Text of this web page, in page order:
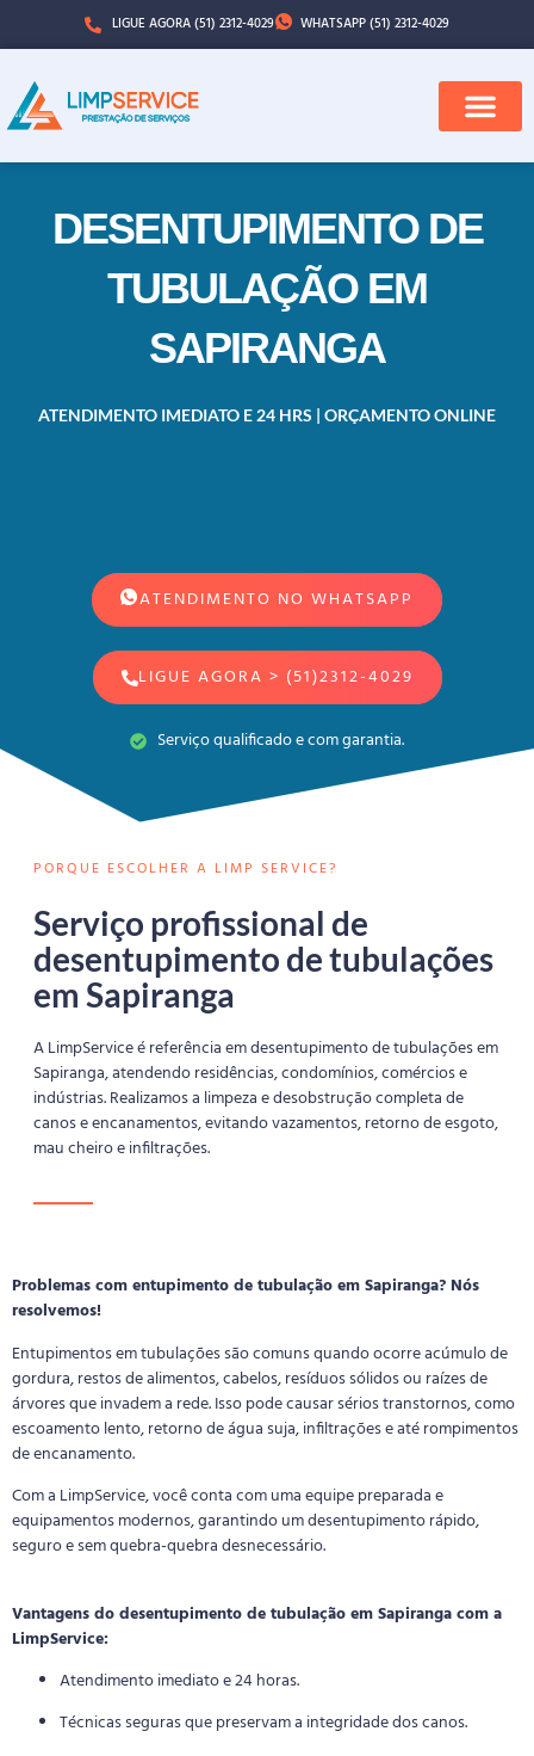
LIGUE AGORA (51) 2312-4029 WHATSAPP (51) 2312-4029
DESENTUPIMENTO DE
TUBULAÇÃO EM
SAPIRANGA
ATENDIMENTO IMEDIATO E 24 HRS | ORÇAMENTO ONLINE
ATENDIMENTO NO WHATSAPP
LIGUE AGORA > (51)2312-4029
Serviço qualificado e com garantia.
PORQUE ESCOLHER A LIMP SERVICE?
Serviço profissional de
desentupimento de tubulações
em Sapiranga
A LimpService é referência em desentupimento de tubulações em
Sapiranga, atendendo residências, condomínios, comércios e
indústrias. Realizamos a limpeza e desobstrução completa de
canos e encanamentos, evitando vazamentos, retorno de esgoto,
mau cheiro e infiltrações.
Problemas com entupimento de tubulação em Sapiranga? Nós
resolvemos!
Entupimentos em tubulações são comuns quando ocorre acúmulo de
gordura, restos de alimentos, cabelos, resíduos sólidos ou raízes de
árvores que invadem a rede. Isso pode causar sérios transtornos, como
escoamento lento, retorno de água suja, infiltrações e até rompimentos
de encanamento.
Com a LimpService, você conta com uma equipe preparada e
equipamentos modernos, garantindo um desentupimento rápido,
seguro e sem quebra-quebra desnecessário.
Vantagens do desentupimento de tubulação em Sapiranga com a
LimpService:
Atendimento imediato e 24 horas.
Técnicas seguras que preservam a integridade dos canos.